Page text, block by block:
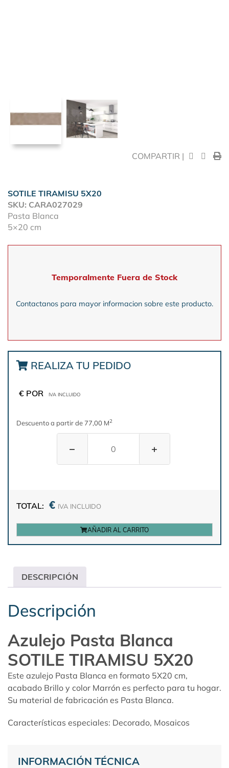
COMPARTIR |
SOTILE TIRAMISU 5X20
SKU: CARA027029
Pasta Blanca
5×20 cm
Temporalmente Fuera de Stock
Contactanos para mayor informacion sobre este producto.
REALIZA TU PEDIDO
€ POR IVA INCLUIDO
Descuento a partir de 77,00 M2
− +
TOTAL: € IVA INCLUIDO
AÑADIR AL CARRITO
DESCRIPCIÓN
Descripción
Azulejo Pasta Blanca
SOTILE TIRAMISU 5X20
Este azulejo Pasta Blanca en formato 5X20 cm,
acabado Brillo y color Marrón es perfecto para tu hogar.
Su material de fabricación es Pasta Blanca.
Características especiales: Decorado, Mosaicos
INFORMACIÓN TÉCNICA